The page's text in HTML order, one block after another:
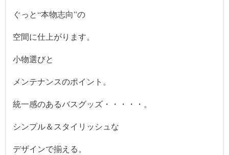
ぐっと“本物志向”の
空間に仕上がります。
小物選びと
メンテナンスのポイント。
統一感のあるバスグッズ・・・・・。
シンプル＆スタイリッシュな
デザインで揃える。